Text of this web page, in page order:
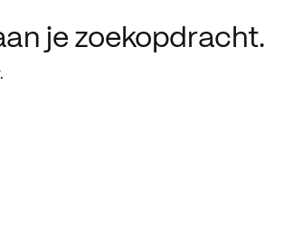
je zoekopdracht.